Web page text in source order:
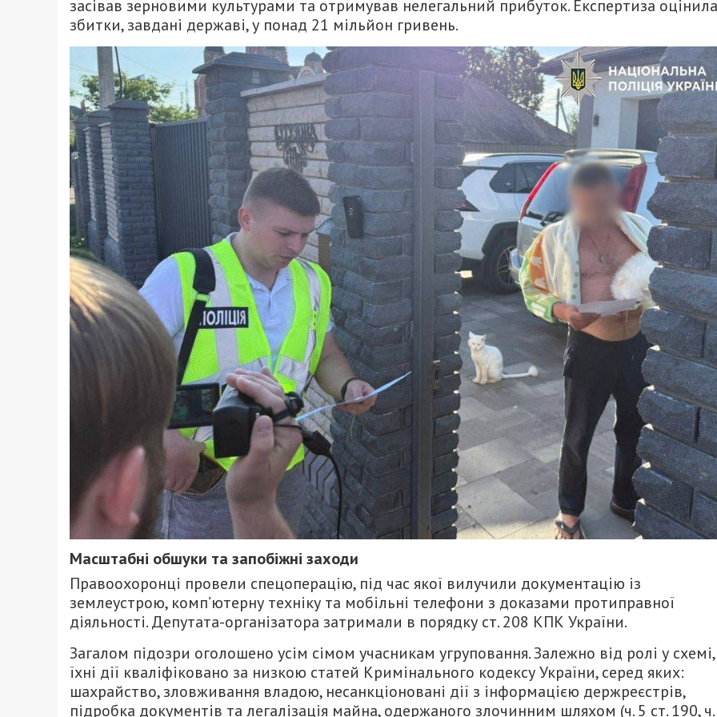
засівав зерновими культурами та отримував нелегальний прибуток. Експертиза оцінила
збитки, завдані державі, у понад 21 мільйон гривень.
Масштабні обшуки та запобіжні заходи
Правоохоронці провели спецоперацію, під час якої вилучили документацію із
землеустрою, комп’ютерну техніку та мобільні телефони з доказами протиправної
діяльності. Депутата-організатора затримали в порядку ст. 208 КПК України.
Загалом підозри оголошено усім сімом учасникам угруповання. Залежно від ролі у схемі,
їхні дії кваліфіковано за низкою статей Кримінального кодексу України, серед яких:
шахрайство, зловживання владою, несанкціоновані дії з інформацією держреєстрів,
підробка документів та легалізація майна, одержаного злочинним шляхом (ч. 5 ст. 190,